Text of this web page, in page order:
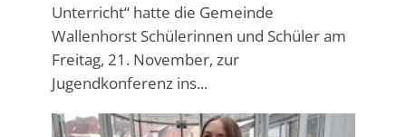
Unterricht“ hatte die Gemeinde
Wallenhorst Schülerinnen und Schüler am
Freitag, 21. November, zur
Jugendkonferenz ins...